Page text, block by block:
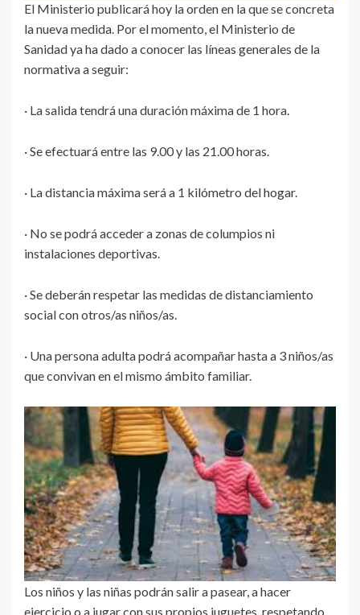
El Ministerio publicará hoy la orden en la que se concreta
la nueva medida. Por el momento, el Ministerio de
Sanidad ya ha dado a conocer las líneas generales de la
normativa a seguir:
· La salida tendrá una duración máxima de 1 hora.
· Se efectuará entre las 9.00 y las 21.00 horas.
· La distancia máxima será a 1 kilómetro del hogar.
· No se podrá acceder a zonas de columpios ni
instalaciones deportivas.
· Se deberán respetar las medidas de distanciamiento
social con otros/as niños/as.
· Una persona adulta podrá acompañar hasta a 3 niños/as
que convivan en el mismo ámbito familiar.
Los niños y las niñas podrán salir a pasear, a hacer
ejercicio o a jugar con sus propios juguetes, respetando